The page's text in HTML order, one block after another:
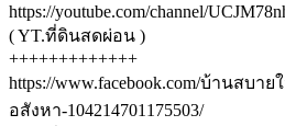
https://youtube.com/channel/
( YT.ที่ดินสดผ่อน )
+++++++++++++
https://www.facebook.com/บ้านสบา
อสังหา-104214701175503/